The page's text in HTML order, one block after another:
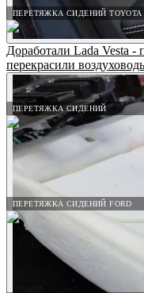
ПЕРЕТЯЖКА СИДЕНИЙ TOYOTA
ПЕРЕТЯЖКА СИДЕНИЙ
ПЕРЕТЯЖКА СИДЕНИЙ FORD
Доработали Lada Vesta -
перекрасили